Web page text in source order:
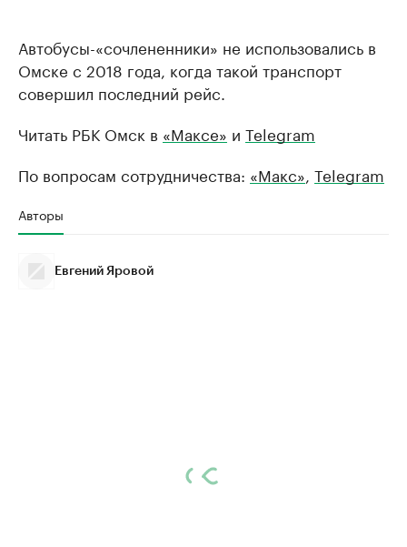
Автобусы-«сочлененники» не использовались в
Омске с 2018 года, когда такой транспорт
совершил последний рейс.
Читать РБК Омск в «Максе» и Telegram
По вопросам сотрудничества: «Макс», Telegram
Авторы
Евгений Яровой